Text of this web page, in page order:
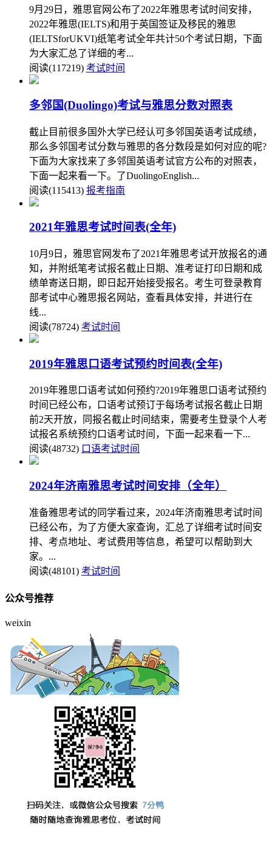
9月29日，雅思官网公布了2022年雅思考试时间安排，
2022年雅思(IELTS)和用于英国签证及移民的雅思
(IELTSforUKVI)纸笔考试全年共计50个考试日期，下面
为大家汇总了详细的考...
阅读(117219) 考试时间
多邻国(Duolingo)考试与雅思分数对照表
截止目前很多国外大学已经认可多邻国英语考试成绩，
那么多邻国考试分数与雅思的各分数段是如何对应的呢?
下面为大家找来了多邻国英语考试官方公布的对照表，
下面一起来看一下。了DuolingoEnglish...
阅读(115413) 报考指南
2021年雅思考试时间表(全年)
10月9日，雅思官网发布了2021年雅思考试开放报名的通
知，并附纸笔考试报名截止日期、准考证打印日期和成
绩单寄送日期，即日起开始接受报名。考生可登录教育
部考试中心雅思报名网站，查看具体安排，并进行在
线...
阅读(78724) 考试时间
2019年雅思口语考试预约时间表(全年)
2019年雅思口语考试如何预约?2019年雅思口语考试预约
时间已经公布，口语考试预订于每场考试报名截止日期
前2天开放，同报名截止时间结束，需要考生登录个人考
试报名系统预约口语考试时间，下面一起来看一下...
阅读(48732) 口语考试时间
2024年济南雅思考试时间安排（全年）
准备雅思考试的同学看过来，2024年济南雅思考试时间
已经公布，为了方便大家查询，汇总了详细考试时间安
排、考点地址、考试费用等信息，希望可以帮助到大
家。...
阅读(48101) 考试时间
公众号推荐
weixin